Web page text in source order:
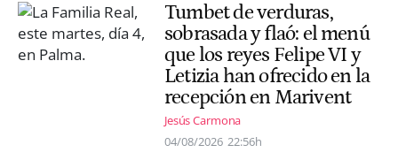
Tumbet de verduras,
sobrasada y flaó: el menú
que los reyes Felipe VI y
Letizia han ofrecido en la
recepción en Marivent
Jesús Carmona
04/08/2026 22:56h